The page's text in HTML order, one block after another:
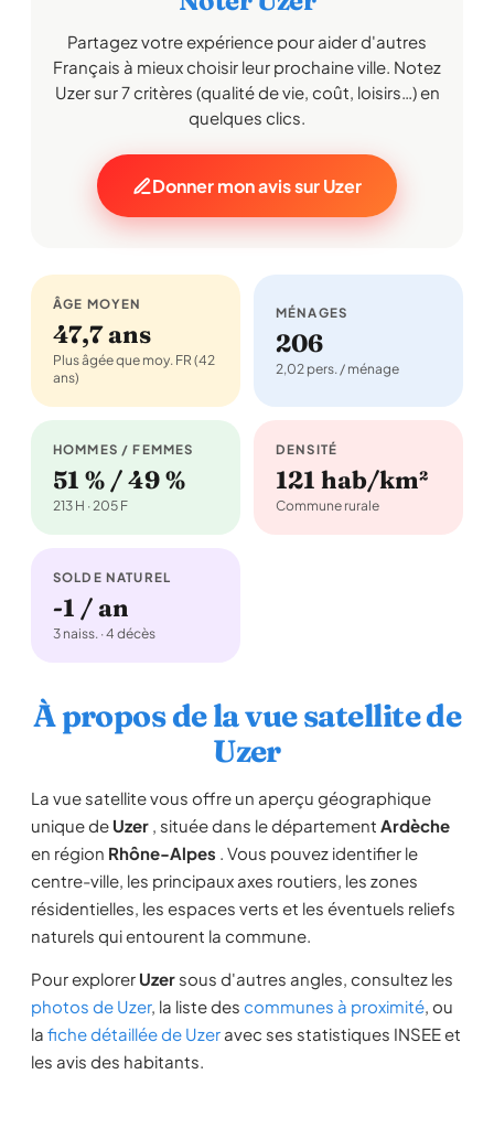
Partagez votre expérience pour aider d'autres
Français à mieux choisir leur prochaine ville. Notez
Uzer sur 7 critères (qualité de vie, coût, loisirs…) en
quelques clics.
Donner mon avis sur Uzer
ÂGE MOYEN
47,7 ans
Plus âgée que moy. FR (42
ans)
MÉNAGES
206
2,02 pers. / ménage
HOMMES / FEMMES
51 % / 49 %
213 H · 205 F
DENSITÉ
121 hab/km²
Commune rurale
SOLDE NATUREL
-1 / an
3 naiss. · 4 décès
À propos de la vue satellite de
Uzer
La vue satellite vous offre un aperçu géographique
unique de Uzer , située dans le département Ardèche
en région Rhône-Alpes . Vous pouvez identifier le
centre-ville, les principaux axes routiers, les zones
résidentielles, les espaces verts et les éventuels reliefs
naturels qui entourent la commune.
Pour explorer Uzer sous d'autres angles, consultez les
photos de Uzer, la liste des communes à proximité, ou
la fiche détaillée de Uzer avec ses statistiques INSEE et
les avis des habitants.